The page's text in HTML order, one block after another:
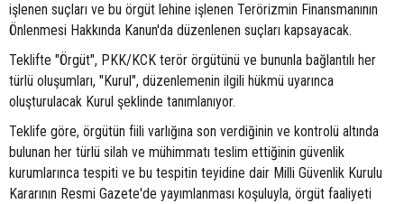
işlenen suçları ve bu örgüt lehine işlenen Terörizmin Finansmanının
Önlenmesi Hakkında Kanun'da düzenlenen suçları kapsayacak.
Teklifte "Örgüt", PKK/KCK terör örgütünü ve bununla bağlantılı her
türlü oluşumları, "Kurul", düzenlemenin ilgili hükmü uyarınca
oluşturulacak Kurul şeklinde tanımlanıyor.
Teklife göre, örgütün fiili varlığına son verdiğinin ve kontrolü altında
bulunan her türlü silah ve mühimmatı teslim ettiğinin güvenlik
kurumlarınca tespiti ve bu tespitin teyidine dair Milli Güvenlik Kurulu
Kararının Resmi Gazete'de yayımlanması koşuluyla, örgüt faaliyeti